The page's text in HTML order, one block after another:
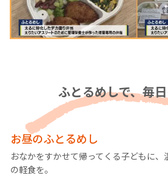
ふとるめしで、毎
軽食に
お昼のふとるめし
おなかをすかせて帰ってくる子どもに、
の軽食を。